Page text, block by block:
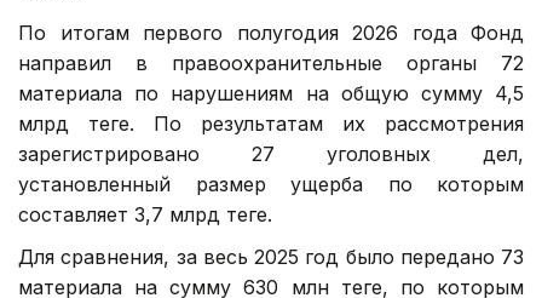
По итогам первого полугодия 2026 года Фонд
направил в правоохранительные органы 72
материала по нарушениям на общую сумму 4,5
млрд теңге. По результатам их рассмотрения
зарегистрировано 27 уголовных дел,
установленный размер ущерба по которым
составляет 3,7 млрд теңге.
Для сравнения, за весь 2025 год было передано 73
материала на сумму 630 млн теңге, по которым